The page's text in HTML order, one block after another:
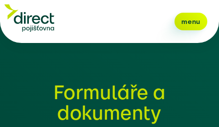
menu
Formuláře a
dokumenty